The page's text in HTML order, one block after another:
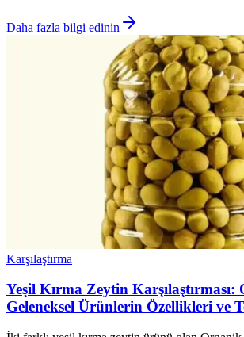
Daha fazla bilgi edinin
Karşılaştırma
Yeşil Kırma Zeytin
Geleneksel Ürünlerin Özellikleri ve